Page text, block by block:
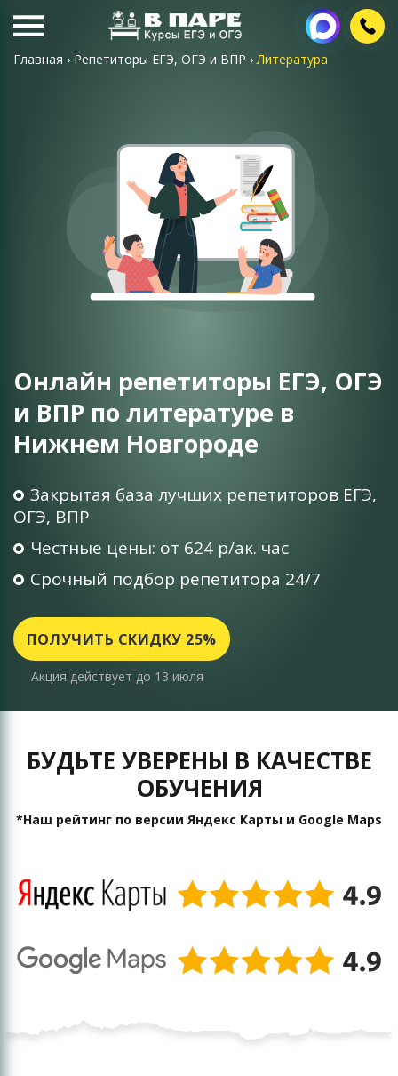
Главная › Репетиторы ЕГЭ, ОГЭ и ВПР ›Литература
Онлайн репетиторы ЕГЭ, ОГЭ
и ВПР по литературе в
Нижнем Новгороде
Закрытая база лучших репетиторов ЕГЭ,
ОГЭ, ВПР
Честные цены: от 624 р/ак. час
Срочный подбор репетитора 24/7
ПОЛУЧИТЬ СКИДКУ 25%
Акция действует до 13 июля
БУДЬТЕ УВЕРЕНЫ В КАЧЕСТВЕ
ОБУЧЕНИЯ
*Наш рейтинг по версии Яндекс Карты и Google Maps